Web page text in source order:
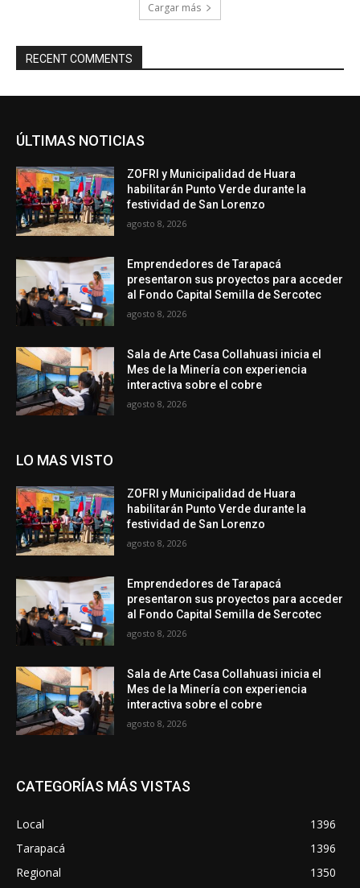
Cargar más
RECENT COMMENTS
ÚLTIMAS NOTICIAS
ZOFRI y Municipalidad de Huara
habilitarán Punto Verde durante la
festividad de San Lorenzo
agosto 8, 2026
Emprendedores de Tarapacá
presentaron sus proyectos para acceder
al Fondo Capital Semilla de Sercotec
agosto 8, 2026
Sala de Arte Casa Collahuasi inicia el
Mes de la Minería con experiencia
interactiva sobre el cobre
agosto 8, 2026
LO MAS VISTO
ZOFRI y Municipalidad de Huara
habilitarán Punto Verde durante la
festividad de San Lorenzo
agosto 8, 2026
Emprendedores de Tarapacá
presentaron sus proyectos para acceder
al Fondo Capital Semilla de Sercotec
agosto 8, 2026
Sala de Arte Casa Collahuasi inicia el
Mes de la Minería con experiencia
interactiva sobre el cobre
agosto 8, 2026
CATEGORÍAS MÁS VISTAS
Local
1396
Tarapacá
1396
Regional
1350